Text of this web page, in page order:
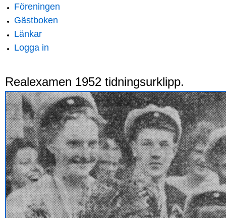
Föreningen
Gästboken
Länkar
Logga in
Realexamen 1952 tidningsurklipp.